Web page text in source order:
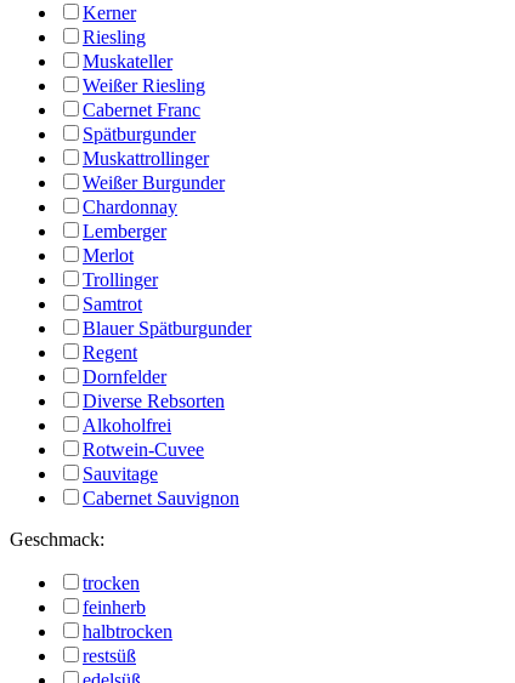
Kerner
Riesling
Muskateller
Weißer Riesling
Cabernet Franc
Spätburgunder
Muskattrollinger
Weißer Burgunder
Chardonnay
Lemberger
Merlot
Trollinger
Samtrot
Blauer Spätburgunder
Regent
Dornfelder
Diverse Rebsorten
Alkoholfrei
Rotwein-Cuvee
Sauvitage
Cabernet Sauvignon
Geschmack:
trocken
feinherb
halbtrocken
restsüß